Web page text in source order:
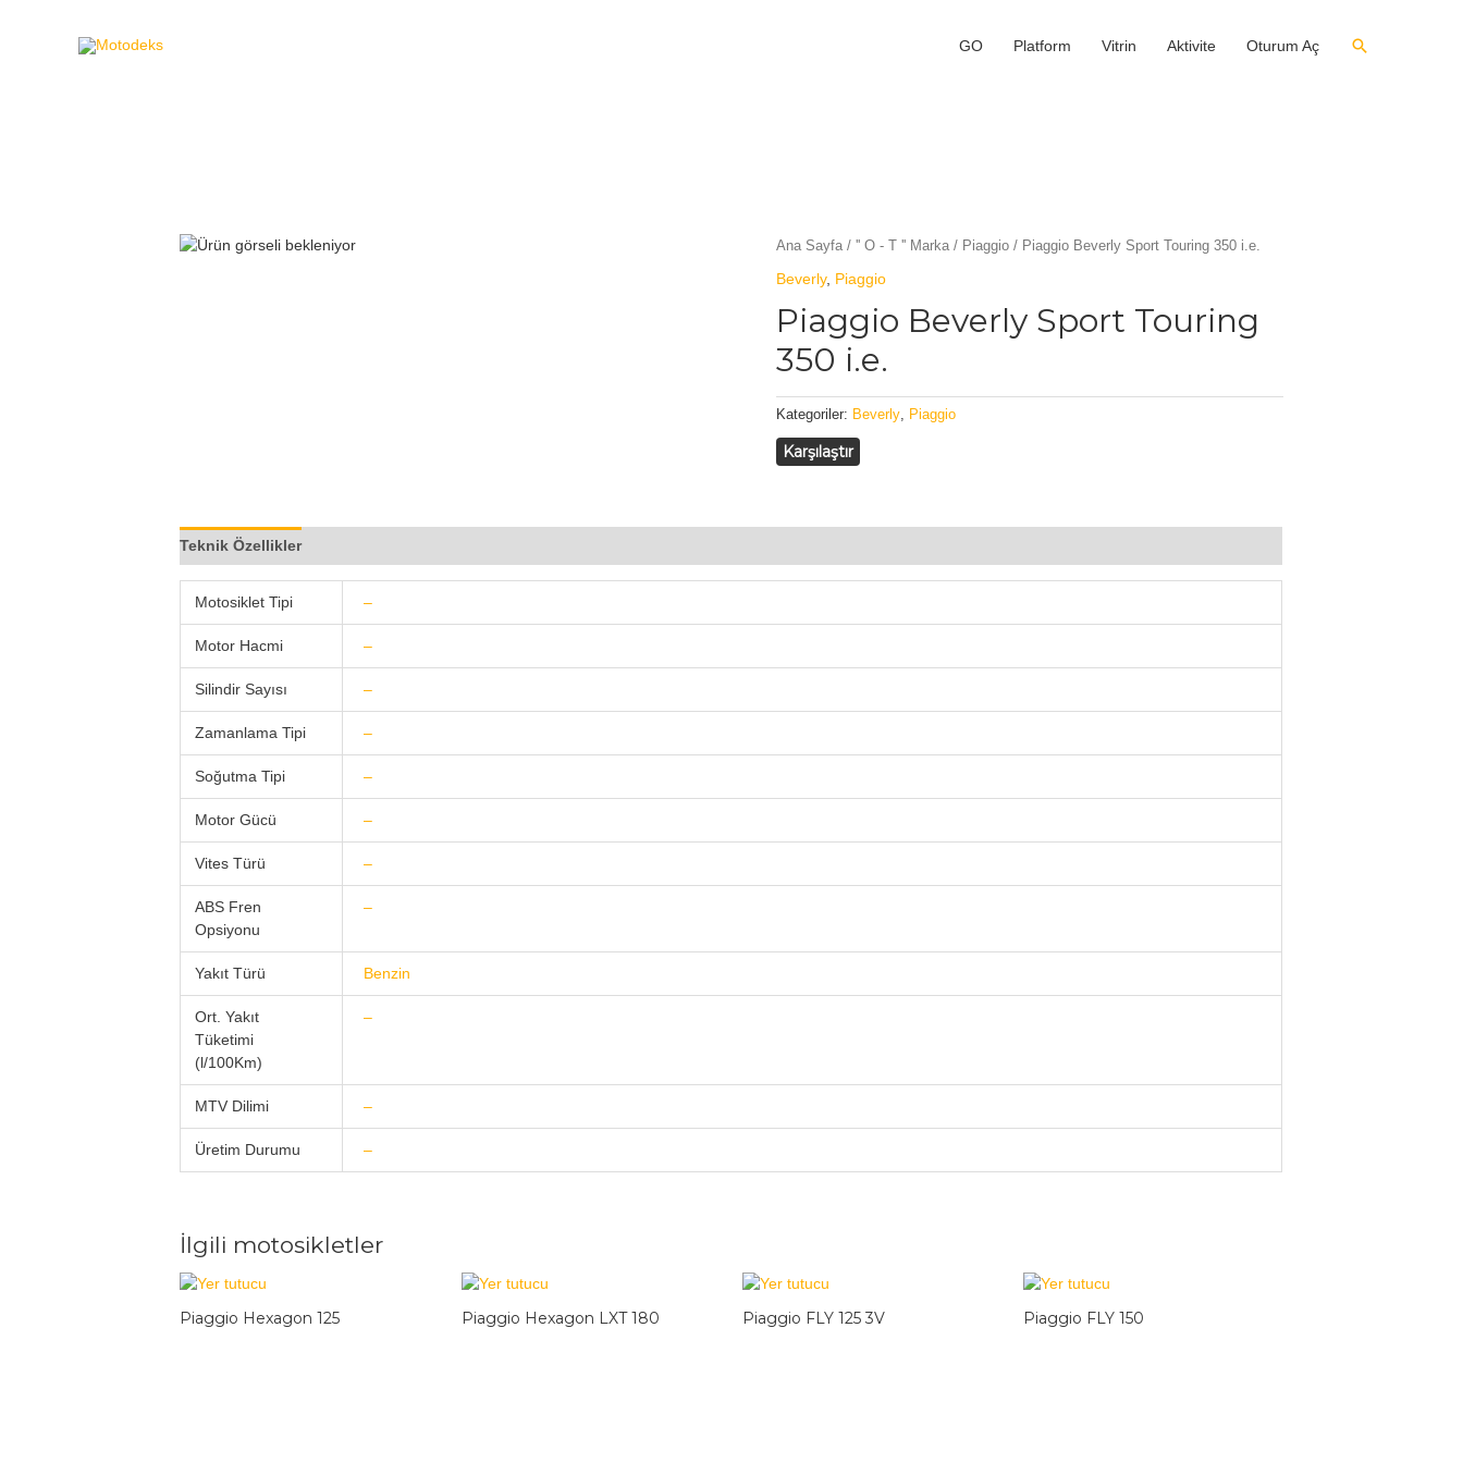
GO Platform Vitrin Aktivite Oturum Aç
Ana Sayfa/ '' O - T '' Marka/ Piaggio/ Piaggio Beverly Sport Touring 350 i.e.
Beverly, Piaggio
Piaggio Beverly Sport Touring
350 i.e.
Kategoriler: Beverly, Piaggio
Karşılaştır
Teknik Özellikler
Motosiklet Tipi –
Motor Hacmi –
Silindir Sayısı –
Zamanlama Tipi –
Soğutma Tipi –
Motor Gücü –
Vites Türü –
ABS Fren
Opsiyonu
–
Yakıt Türü Benzin
Ort. Yakıt
Tüketimi
(l/100Km)
–
MTV Dilimi –
Üretim Durumu –
İlgili motosikletler
Piaggio Hexagon 125 Piaggio Hexagon LXT 180 Piaggio FLY 125 3V Piaggio FLY 150